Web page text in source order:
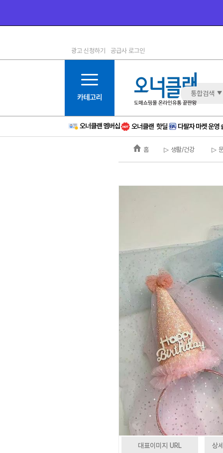
1등급
6등급
11등급
12등급
15등급
16등급
광고 신청하기 공급사 로그인
통합검색
홈 ▷ 생활/건강 ▷
대표이미지 URL 상